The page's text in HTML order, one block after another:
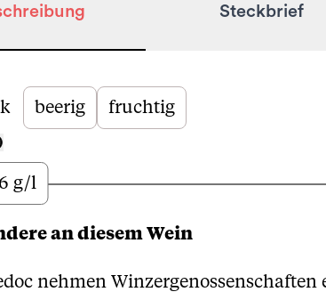
Steckbrief
beerig fruchtig
g/l
an diesem Wein
nehmen